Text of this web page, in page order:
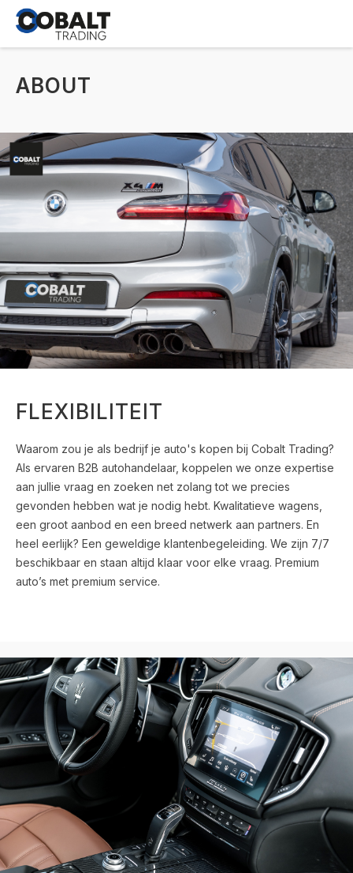
ABOUT
FLEXIBILITEIT
Waarom zou je als bedrijf je auto's kopen bij Cobalt Trading?
Als ervaren B2B autohandelaar, koppelen we onze expertise
aan jullie vraag en zoeken net zolang tot we precies
gevonden hebben wat je nodig hebt. Kwalitatieve wagens,
een groot aanbod en een breed netwerk aan partners. En
heel eerlijk? Een geweldige klantenbegeleiding. We zijn 7/7
beschikbaar en staan altijd klaar voor elke vraag. Premium
auto’s met premium service.